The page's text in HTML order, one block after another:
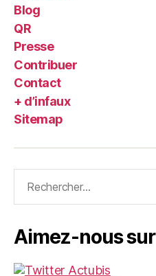
Blog
QR
Presse
Contribuer
Contact
+ d’infaux
Sitemap
Aimez-nous